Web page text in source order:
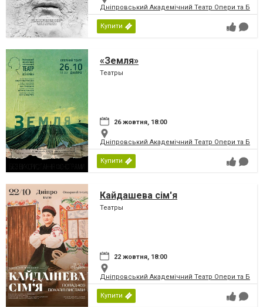
Дніпровський Академічний Театр Опери та
Купити
«Земля»
Театры
26 жовтня, 18:00
Дніпровський Академічний Театр Опери та
Купити
Кайдашева сім'я
Театры
22 жовтня, 18:00
Дніпровський Академічний Театр Опери та
Купити